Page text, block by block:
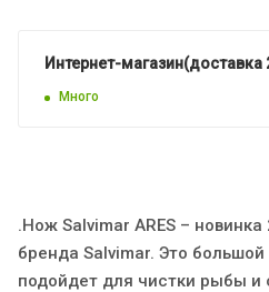
Интернет-магазин(доставка
Много
.Нож Salvimar ARES – новинка
бренда Salvimar. Это
подойдет для чистки рыбы и